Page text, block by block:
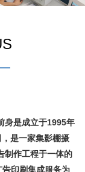
身是成立于1995年
是一家集影棚摄
制作工程于一体的
印刷集成服务为